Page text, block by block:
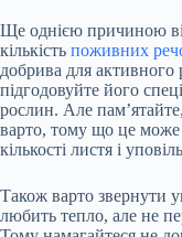
Ще однією причиною
кількість поживних
добрива для активного
підгодовуйте його
рослин. Але
варто, тому що це може
кількості листя і
Також варто звернути
любить тепло, але не